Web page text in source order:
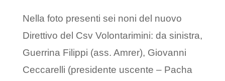
Nella foto presenti sei noni del nuovo
Direttivo del Csv Volontarimini: da sinistra,
Guerrina Filippi (ass. Amrer), Giovanni
Ceccarelli (presidente uscente – Pacha